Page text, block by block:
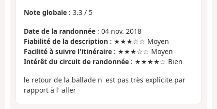
Note globale : 3.3 / 5
Date de la randonnée : 04 nov. 2018
Fiabilité de la description : ★★★☆☆ Moyen
Facilité à suivre l'itinéraire : ★★★☆☆ Moyen
Intérêt du circuit de randonnée : ★★★★☆ Bien
le retour de la ballade n' est pas très explicite par
rapport à l' aller